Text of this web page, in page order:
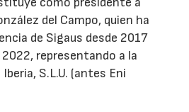
del Campo, quien ha
de Sigaus desde 2017
representando a la
S.L.U. (antes Eni